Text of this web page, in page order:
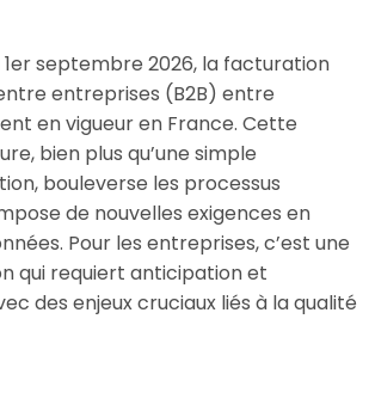
API
Solutions
FAQ
septembre 2026, la facturation
entreprises (B2B) entre
en vigueur en France. Cette
bien plus qu’une simple
bouleverse les processus
de nouvelles exigences en
Pour les entreprises, c’est une
qui requiert anticipation et
des enjeux cruciaux liés à la qualité